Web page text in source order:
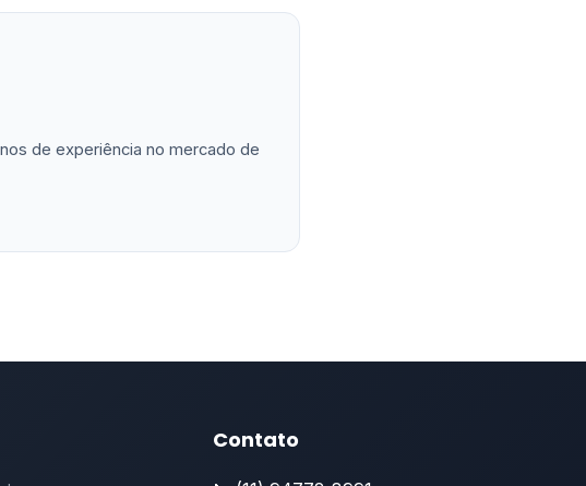
de experiência no mercado de
Contato